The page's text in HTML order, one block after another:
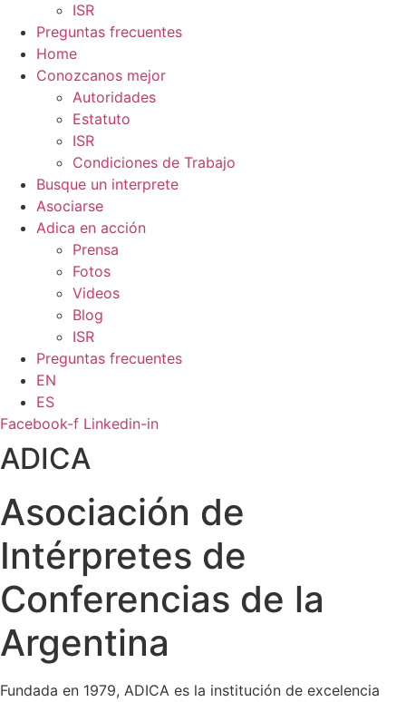
ISR
Preguntas frecuentes
Home
Conozcanos mejor
Autoridades
Estatuto
ISR
Condiciones de Trabajo
Busque un interprete
Asociarse
Adica en acción
Prensa
Fotos
Videos
Blog
ISR
Preguntas frecuentes
EN
ES
Facebook-f Linkedin-in
ADICA
Asociación de
Intérpretes de
Conferencias de la
Argentina
Fundada en 1979, ADICA es la institución de excelencia